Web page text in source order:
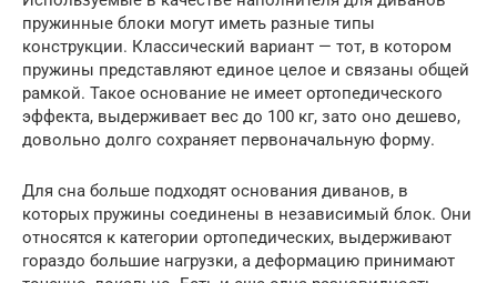
пружинные блоки могут иметь разные типы
конструкции. Классический вариант — тот, в котором
пружины представляют единое целое и связаны общей
рамкой. Такое основание не имеет ортопедического
эффекта, выдерживает вес до 100 кг, зато оно дешево,
довольно долго сохраняет первоначальную форму.
Для сна больше подходят основания диванов, в
которых пружины соединены в независимый блок. Они
относятся к категории ортопедических, выдерживают
гораздо большие нагрузки, а деформацию принимают